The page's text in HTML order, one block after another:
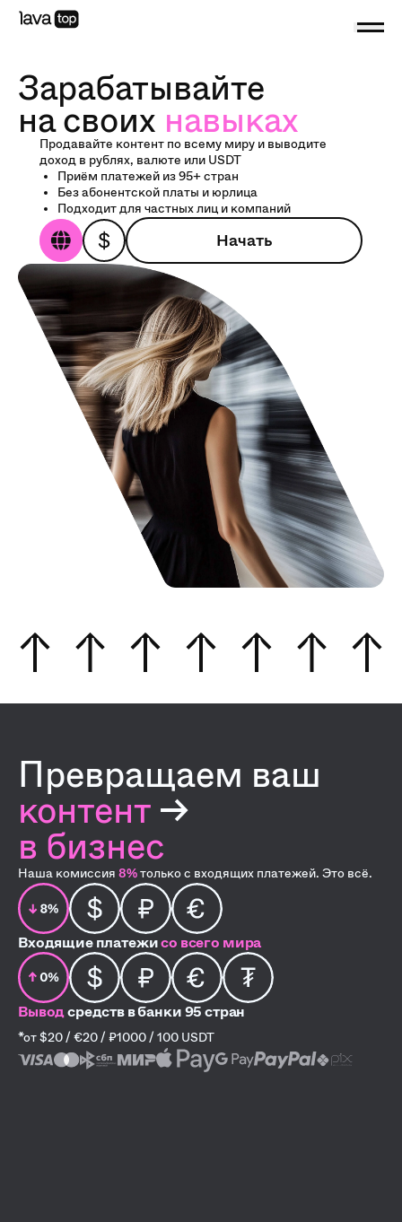
Зарабатывайте
на своих навыках
Продавайте контент по всему миру и выводите
доход в рублях, валюте или USDT
Приём платежей из 95+ стран
Без абонентской платы и юрлица
Подходит для частных лиц и компаний
Начать
Превращаем ваш
контент →
в бизнес
Наша комиссия 8%только с входящих платежей. Это всё.
Входящие платежисо всего мира
Выводсредств в банки 95 стран
*от $20 / €20 / ₽1000 / 100 USDT